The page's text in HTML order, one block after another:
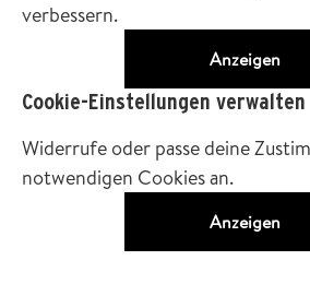
verbessern.
Anzeigen
Cookie-Einstellungen verwalten
Widerrufe oder passe deine
notwendigen Cookies an.
Anzeigen